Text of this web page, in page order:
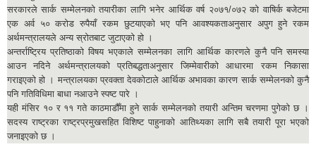
सरकारले सार्क सम्मेलनको तयारीका लागि भनेर आर्थिक वर्ष २०७१/०७२ को वाषिर्क बजेटमा
एक अर्व ५० करोड रुपैयाँ रकम छुटयाएको भए पनि आवश्यकताअनुसार अपुग हुने रकम
अर्थमन्त्रालयले अन्य स्रोतबाट जुटाएको हो ।
अन्तर्राष्ट्रिय प्रतिष्ठाको विषय भएकाले सम्मेलनका लागि आर्थिक कारणले कुनै पनि समस्या
आउन नदिने अर्थमन्त्रालयको प्रतिबद्धताअनुसार जिम्मेवारीको आधारमा रकम निकासा
गराइएको हो । मन्त्रालयका प्रवक्ता देवकोटाले आर्थिक अभावका कारण सार्क सम्मेलनको कुनै
पनि गतिविधिमा बाधा नआउने स्पष्ट पारे ।
यही मंसिर १० र ११ गते काठमाडौँमा हुने सार्क सम्मेलनको तयारी अन्तिम चरणमा पुगेको छ ।
सदस्य राष्ट्रका राष्ट्रप्रमुखसहित विशिष्ट पाहुनाको आतिथ्यका लागि सबै तयारी पूरा भएको
जनाइएको छ ।